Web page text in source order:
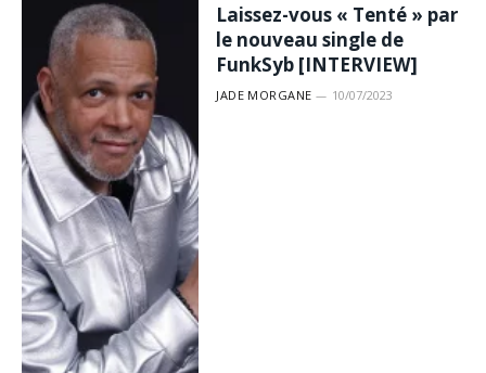
Laissez-vous « Tenté » par
le nouveau single de
FunkSyb [INTERVIEW]
JADE MORGANE 10/07/2023